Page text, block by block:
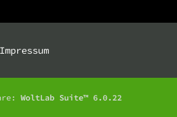
Impressum
WoltLab Suite™ 6.0.22